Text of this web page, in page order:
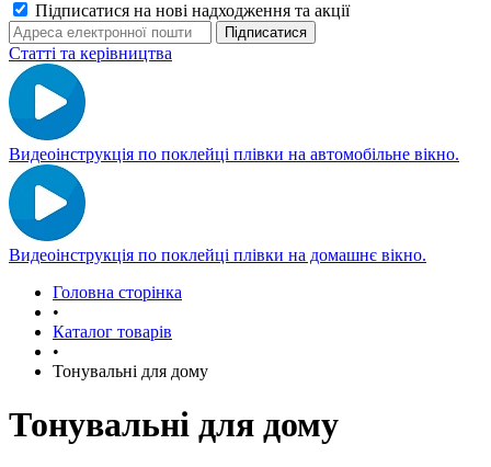
Підписатися на нові надходження та акції
Статті та керівництва
Видеоінструкція по поклейці плівки на автомобільне вікно.
Видеоінструкція по поклейці плівки на домашнє вікно.
Головна сторінка
•
Каталог товарів
•
Тонувальні для дому
Тонувальні для дому